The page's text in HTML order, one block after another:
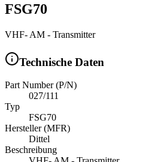
FSG70
VHF- AM - Transmitter
Technische Daten
Part Number (P/N)
027/111
Typ
FSG70
Hersteller (MFR)
Dittel
Beschreibung